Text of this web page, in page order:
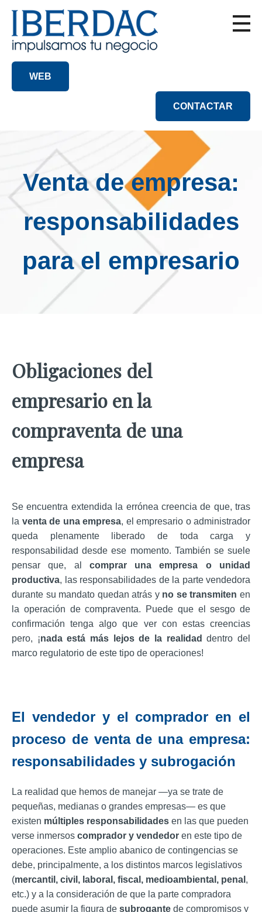
WEB
CONTACTAR
Venta de empresa:
responsabilidades
para el empresario
Obligaciones del
empresario en la
compraventa de una
empresa
Se encuentra extendida la errónea creencia de que, tras
la venta de una empresa, el empresario o administrador
queda plenamente liberado de toda carga y
responsabilidad desde ese momento. También se suele
pensar que, al comprar una empresa o unidad
productiva, las responsabilidades de la parte vendedora
durante su mandato quedan atrás y no se transmiten en
la operación de compraventa. Puede que el sesgo de
confirmación tenga algo que ver con estas creencias
pero, ¡nada está más lejos de la realidad dentro del
marco regulatorio de este tipo de operaciones!
El vendedor y el comprador en el
proceso de venta de una empresa:
responsabilidades y subrogación
La realidad que hemos de manejar —ya se trate de
pequeñas, medianas o grandes empresas— es que
existen múltiples responsabilidades en las que pueden
verse inmersos comprador y vendedor en este tipo de
operaciones. Este amplio abanico de contingencias se
debe, principalmente, a los distintos marcos legislativos
(mercantil, civil, laboral, fiscal, medioambiental, penal ,
etc.) y a la consideración de que la parte compradora
puede asumir la figura de subrogante de compromisos y